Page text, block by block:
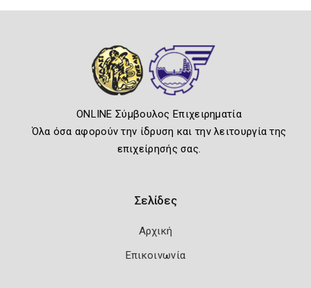
ONLINE Σύμβουλος Επιχειρηματία
Όλα όσα αφορούν την ίδρυση και την λειτουργία της
επιχείρησής σας.
Σελίδες
Αρχική
Επικοινωνία